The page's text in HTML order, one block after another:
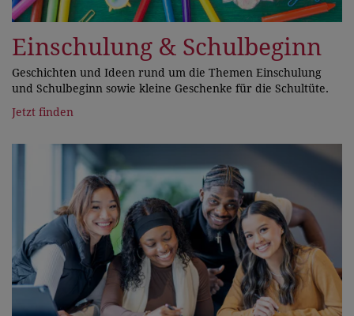
Einschulung & Schulbeginn
Geschichten und Ideen rund um die Themen Einschulung
und Schulbeginn sowie kleine Geschenke für die Schultüte.
Jetzt finden